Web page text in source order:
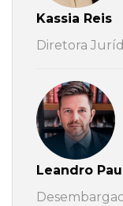
Kassia Reis
Diretora
Leandro